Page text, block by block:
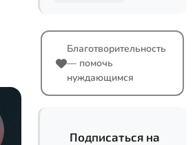
Благотворительность
— помочь
нуждающимся
Подписаться на